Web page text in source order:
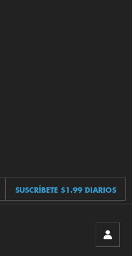
SUSCRÍBETE $1.99 DIARIOS